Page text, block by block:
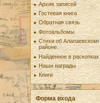
Архив записей
Гостевая книга
Обратная связь
Фотоальбомы
Стихи об Алапаевском
районе
Найденное в раскопках
Наши награды
Книги
Форма входа